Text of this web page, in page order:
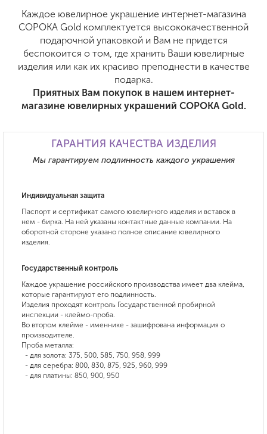
Каждое ювелирное украшение интернет-магазина
СОРОКА Gold комплектуется высококачественной
подарочной упаковкой и Вам не придется
беспокоится о том, где хранить Ваши ювелирные
изделия или как их красиво преподнести в качестве
подарка.
Приятных Вам покупок в нашем интернет-
магазине ювелирных украшений СОРОКА Gold.
ГАРАНТИЯ КАЧЕСТВА ИЗДЕЛИЯ
Мы гарантируем подлинность каждого украшения
Индивидуальная защита
Паспорт и сертификат самого ювелирного изделия и вставок в
нем - бирка. На ней указаны контактные данные компании. На
оборотной стороне указано полное описание ювелирного
изделия.
Государственный контроль
Каждое украшение российского производства имеет два клейма,
которые гарантируют его подлинность.
Изделия проходят контроль Государственной пробирной
инспекции - клеймо-проба.
Во втором клейме - именнике - зашифрована информация о
производителе.
Проба металла:
- для золота: 375, 500, 585, 750, 958, 999
- для серебра: 800, 830, 875, 925, 960, 999
- для платины: 850, 900, 950